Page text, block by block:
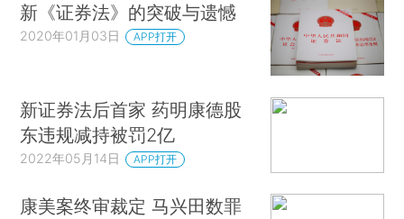
新《证券法》的突破与遗憾
2020年01月03日 APP打开
新证券法后首家 药明康德股
东违规减持被罚2亿
2022年05月14日 APP打开
康美案终审裁定 马兴田数罪